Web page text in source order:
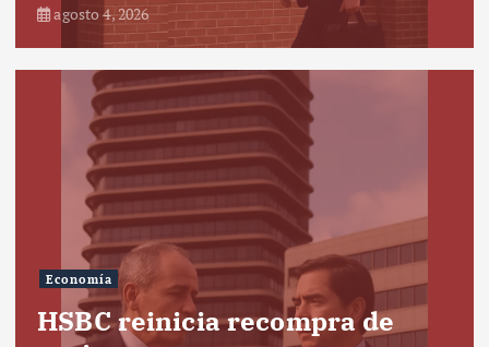
agosto 4, 2026
Economía
HSBC reinicia recompra de